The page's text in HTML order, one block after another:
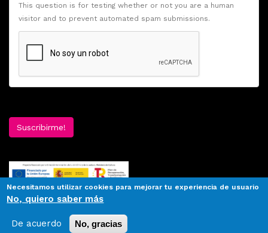
This question is for testing whether or not you are a human
visitor and to prevent automated spam submissions.
Suscribirme!
Necesitamos utilizar cookies para mejorar tu experiencia de usuario
No, quiero saber más
De acuerdo No, gracias